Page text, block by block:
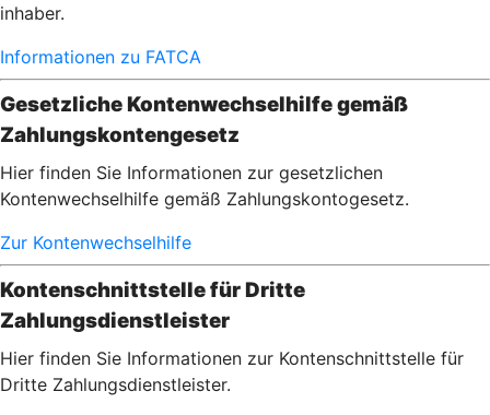
inhaber.
Informationen zu FATCA
Gesetzliche Kontenwechselhilfe gemäß
Zahlungskontengesetz
Hier finden Sie Informationen zur gesetzlichen
Kontenwechselhilfe gemäß Zahlungskontogesetz.
Zur Kontenwechselhilfe
Kontenschnittstelle für Dritte
Zahlungsdienstleister
Hier finden Sie Informationen zur Kontenschnittstelle für
Dritte Zahlungsdienstleister.